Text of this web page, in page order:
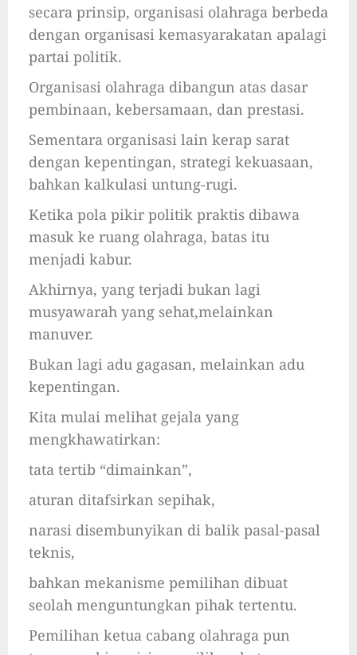
secara prinsip, organisasi olahraga berbeda
dengan organisasi kemasyarakatan apalagi
partai politik.
Organisasi olahraga dibangun atas dasar
pembinaan, kebersamaan, dan prestasi.
Sementara organisasi lain kerap sarat
dengan kepentingan, strategi kekuasaan,
bahkan kalkulasi untung-rugi.
Ketika pola pikir politik praktis dibawa
masuk ke ruang olahraga, batas itu
menjadi kabur.
Akhirnya, yang terjadi bukan lagi
musyawarah yang sehat,melainkan
manuver.
Bukan lagi adu gagasan, melainkan adu
kepentingan.
Kita mulai melihat gejala yang
mengkhawatirkan:
tata tertib “dimainkan”,
aturan ditafsirkan sepihak,
narasi disembunyikan di balik pasal-pasal
teknis,
bahkan mekanisme pemilihan dibuat
seolah menguntungkan pihak tertentu.
Pemilihan ketua cabang olahraga pun